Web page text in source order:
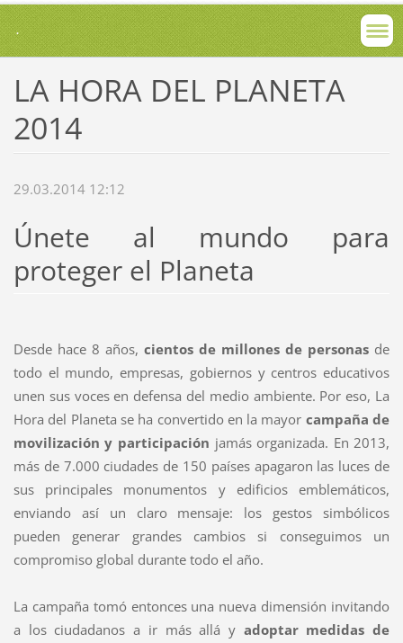
.
LA HORA DEL PLANETA
2014
29.03.2014 12:12
Únete al mundo para
proteger el Planeta
Desde hace 8 años, cientos de millones de personas de
todo el mundo, empresas, gobiernos y centros educativos
unen sus voces en defensa del medio ambiente. Por eso, La
Hora del Planeta se ha convertido en la mayor campaña de
movilización y participación jamás organizada. En 2013,
más de 7.000 ciudades de 150 países apagaron las luces de
sus principales monumentos y edificios emblemáticos,
enviando así un claro mensaje: los gestos simbólicos
pueden generar grandes cambios si conseguimos un
compromiso global durante todo el año.
La campaña tomó entonces una nueva dimensión invitando
a los ciudadanos a ir más allá yadoptar medidas de